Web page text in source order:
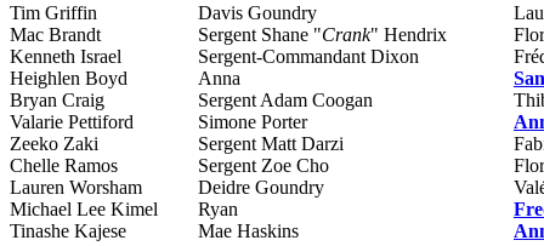
Tim Griffin
Davis Goundry
Mac Brandt
Sergent Shane "Crank" Hendrix
Kenneth Israel
Sergent-Commandant Dixon
Heighlen Boyd
Anna
Bryan Craig
Sergent Adam Coogan
Valarie Pettiford
Simone Porter
Zeeko Zaki
Sergent Matt Darzi
Chelle Ramos
Sergent Zoe Cho
Lauren Worsham
Deidre Goundry
Michael Lee Kimel
Ryan
Tinashe Kajese
Mae Haskins